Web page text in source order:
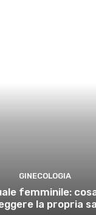
GINECOLOGIA
femminile:
la propria